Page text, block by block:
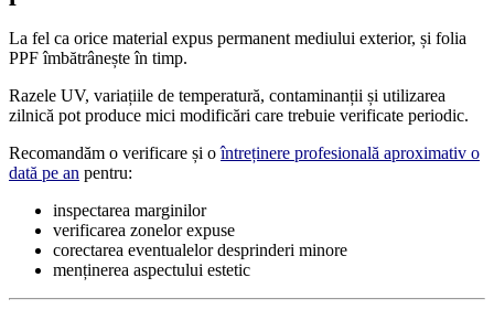
La fel ca orice material expus permanent mediului exterior, și folia
PPF îmbătrânește în timp.
Razele UV, variațiile de temperatură, contaminanții și utilizarea
zilnică pot produce mici modificări care trebuie verificate periodic.
Recomandăm o verificare și oîntreținere profesională aproximativ o
dată pe an pentru:
inspectarea marginilor
verificarea zonelor expuse
corectarea eventualelor desprinderi minore
menținerea aspectului estetic